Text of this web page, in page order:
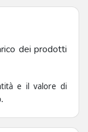
dei prodotti
e il valore di